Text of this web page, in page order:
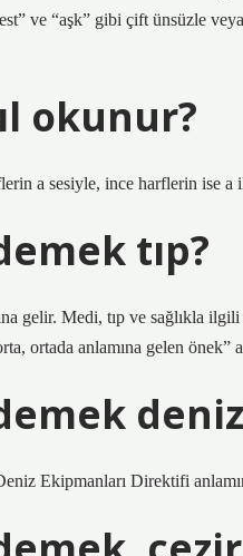
ve “aşk” gibi çift ünsüzle
okunur?
a sesiyle, ince harflerin ise a
tıp?
gelir. Medi, tıp ve sağlıkla
ortada anlamına gelen önek”
Ekipmanları Direktifi